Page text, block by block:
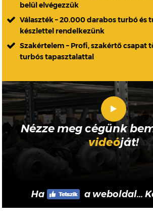
belül elvégezzük
Választék – 20.000 darabos turbó és
készlettel rendelkezünk
Szakértelem – Profi, szakértő csapat
turbós tapasztalattal
Nézze meg cégünk
videóját!
Ha a weboldal...